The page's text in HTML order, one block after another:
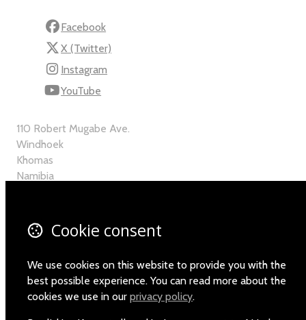
Facebook
X (Twitter)
Instagram
YouTube
110 Robert Mugabe Ave.
Windhoek
Khomas
Namibia
Email
Cookie consent
We use cookies on this website to provide you with the
best possible experience. You can read more about the
cookies we use in ourprivacy policy.